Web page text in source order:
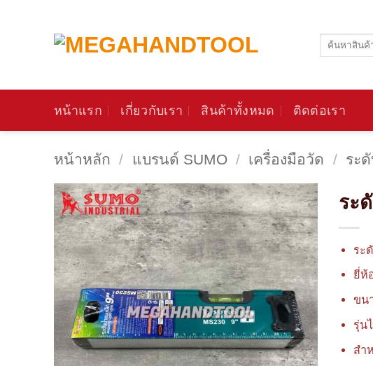
ค้นหา:
หน้าแรก เกี่ยวกับเรา สินค้าทั้งหมด ติดต่อเรา
หน้าหลัก / แบรนด์ SUMO / เครื่องมือวัด / ระ
ระ
ระ
ยี่ห้
ขน
รุ่น
สำ